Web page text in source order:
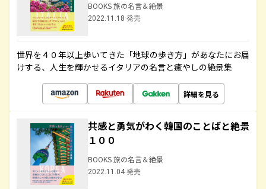
BOOKS 旅の名言＆絶景
2022.11.18 発売
世界を４０年以上歩いてきた「地球の歩き方」があなたにお届
けする、人生を輝かせるイタリアの名言と癒やしの絶景集
詳細を見る
共感と勇気がわく韓国のことばと絶景
１００
BOOKS 旅の名言＆絶景
2022.11.04 発売